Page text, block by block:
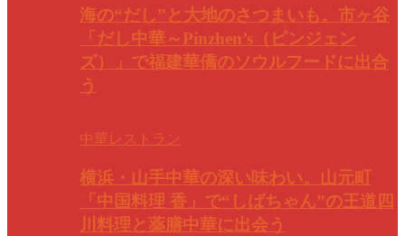
海の“だし”と大地のさつまいも。市ヶ谷
「だし中華～Pinzhen’s（ピンジェン
ズ）」で福建華僑のソウルフードに出合
う
中華レストラン
横浜・山手中華の深い味わい。山元町
「中国料理 香」で“しばちゃん”の王道四
川料理と薬膳中華に出会う